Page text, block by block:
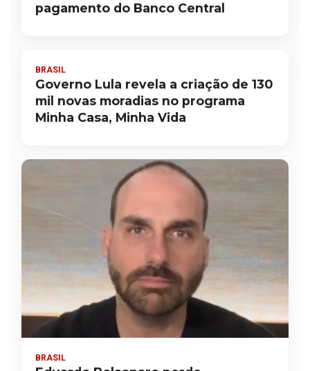
pagamento do Banco Central
BRASIL
Governo Lula revela a criação de 130
mil novas moradias no programa
Minha Casa, Minha Vida
BRASIL